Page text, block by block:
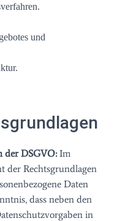
und
der DSGVO:Im
der Rechtsgrundlagen
Daten
dass neben den
in